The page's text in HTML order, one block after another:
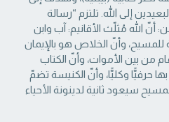
إلى الله. تلتزم “رسالة
أنّ الله مُثلّث الأقانيم: آب وابن
‏للمسيح، وأنّ الخلاص هو بالإيمان
من بين الأموات، وأنّ الكتاب
حرفيًّا وكليًّا، وأنّ الكنيسة تضمّ
‏سيعود ثانية لدينونة الأحياء